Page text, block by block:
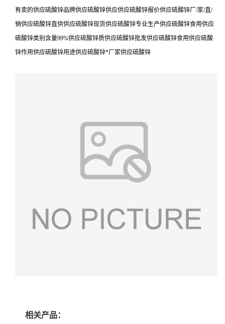
有卖的供应硫酸锌品牌供应硫酸锌供应供应硫酸锌报价供应硫酸锌厂/家/直/
销供应硫酸锌直供供应硫酸锌现货供应硫酸锌专业生产供应硫酸锌食用供应
硫酸锌类别含量99%供应硫酸锌质供应硫酸锌批发供应硫酸锌食用供应硫酸
锌作用供应硫酸锌用途供应硫酸锌*厂家供应硫酸锌
相关产品：